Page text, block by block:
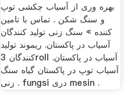
بهره وری از آسیاب چکشی توپ
و سنگ شکن . تماس با تامین
کننده » سنگ زنی تولید کنندگان
آسیاب در پاکستان. ریموند تولید
کنندگان 3roll آسیاب در پاکستان.
آسیاب توپ در پاکستان گیاه سنگ
زنی . fungsi دری mesin .